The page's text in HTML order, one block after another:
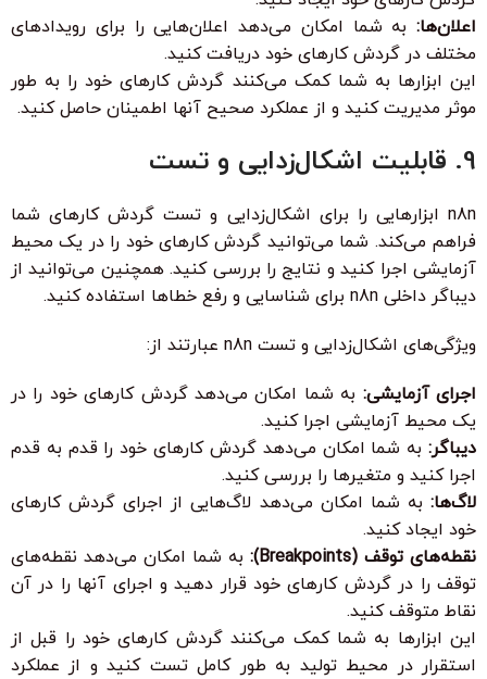
اعلان‌ها: به شما امکان می‌دهد اعلان‌هایی را برای رویدادهای
مختلف در گردش کارهای خود دریافت کنید.
این ابزارها به شما کمک می‌کنند گردش کارهای خود را به طور
موثر مدیریت کنید و از عملکرد صحیح آنها اطمینان حاصل کنید.
9. قابلیت اشکال‌زدایی و تست
n8n ابزارهایی را برای اشکال‌زدایی و تست گردش کارهای شما
فراهم می‌کند. شما می‌توانید گردش کارهای خود را در یک محیط
آزمایشی اجرا کنید و نتایج را بررسی کنید. همچنین می‌توانید از
دیباگر داخلی n8n برای شناسایی و رفع خطاها استفاده کنید.
ویژگی‌های اشکال‌زدایی و تست n8n عبارتند از:
اجرای آزمایشی: به شما امکان می‌دهد گردش کارهای خود را در
یک محیط آزمایشی اجرا کنید.
دیباگر: به شما امکان می‌دهد گردش کارهای خود را قدم به قدم
اجرا کنید و متغیرها را بررسی کنید.
لاگ‌ها: به شما امکان می‌دهد لاگ‌هایی از اجرای گردش کارهای
خود ایجاد کنید.
نقطه‌های توقف (Breakpoints):
به شما امکان می‌دهد نقطه‌های
توقف را در گردش کارهای خود قرار دهید و اجرای آنها را در آن
نقاط متوقف کنید.
این ابزارها به شما کمک می‌کنند گردش کارهای خود را قبل از
استقرار در محیط تولید به طور کامل تست کنید و از عملکرد